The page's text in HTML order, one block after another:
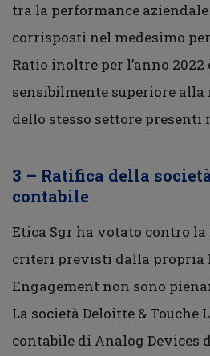
tra la performance
corrisposti nel medesimo
Ratio inoltre per l’anno 2022
sensibilmente superiore alla
dello stesso settore presenti
3 – Ratifica della
contabile
Etica Sgr ha votato contro
criteri previsti dalla propria
Engagement non sono
La società Deloitte & Touche
contabile di Analog Devices